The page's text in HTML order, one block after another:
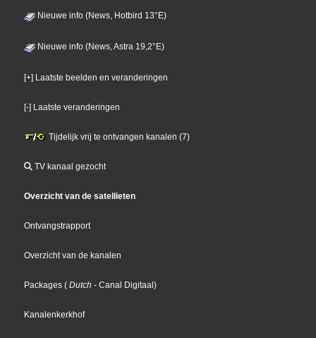
Nieuwe info (News, Hotbird 13°E)
Nieuwe info (News, Astra 19,2°E)
[+] Laatste beelden en veranderingen
[-] Laatste veranderingen
Tijdelijk vrij te ontvangen kanalen (7)
TV kanaal gezocht
Overzicht van de satellieten
Ontvangstrapport
Overzicht van de kanalen
Packages ( Dutch - Canal Digitaal)
Kanalenkerkhof